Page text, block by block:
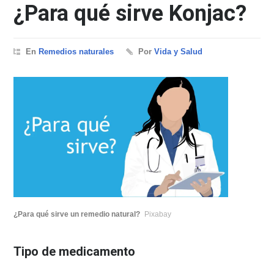
¿Para qué sirve Konjac?
En Remedios naturales PorVida y Salud
¿Para qué sirve un remedio natural? Pixabay
Tipo de medicamento